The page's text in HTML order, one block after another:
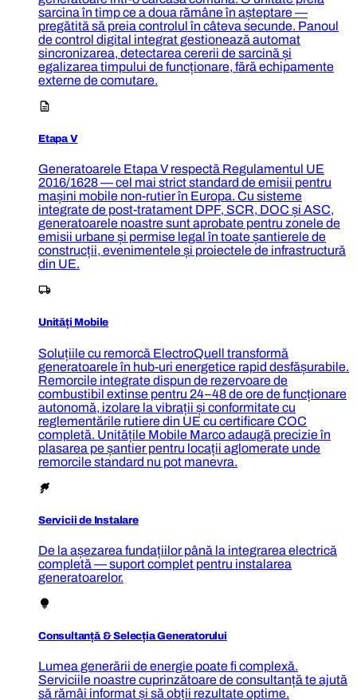
sarcina în timp ce a doua rămâne în așteptare —
pregătită să preia controlul în câteva secunde. Panoul
de control digital integrat gestionează automat
sincronizarea, detectarea cererii de sarcină și
egalizarea timpului de funcționare, fără echipamente
externe de comutare.
Etapa V
Generatoarele Etapa V respectă Regulamentul UE
2016/1628 — cel mai strict standard de emisii pentru
mașini mobile non-rutier în Europa. Cu sisteme
integrate de post-tratament DPF, SCR, DOC și ASC,
generatoarele noastre sunt aprobate pentru zonele de
emisii urbane și permise legal în toate șantierele de
construcții, evenimentele și proiectele de infrastructură
din UE.
Unități Mobile
Soluțiile cu remorcă ElectroQuell transformă
generatoarele în hub-uri energetice rapid desfășurabile.
Remorcile integrate dispun de rezervoare de
combustibil extinse pentru 24–48 de ore de funcționare
autonomă, izolare la vibrații și conformitate cu
reglementările rutiere din UE cu certificare COC
completă. Unitățile Mobile Marco adaugă precizie în
plasarea pe șantier pentru locații aglomerate unde
remorcile standard nu pot manevra.
Servicii de Instalare
De la așezarea fundațiilor până la integrarea electrică
completă — suport complet pentru instalarea
generatoarelor.
Consultanță & Selecția Generatorului
Lumea generării de energie poate fi complexă.
Serviciile noastre cuprinzătoare de consultanță te ajută
să rămâi informat și să obții rezultate optime.